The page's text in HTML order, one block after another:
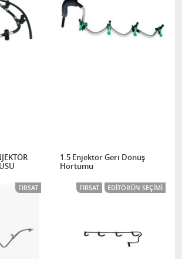
FIRSAT
1.5 Enjektör Geri Dönüş
Hortumu
FIRSAT EDITÖRÜN SEÇIMI